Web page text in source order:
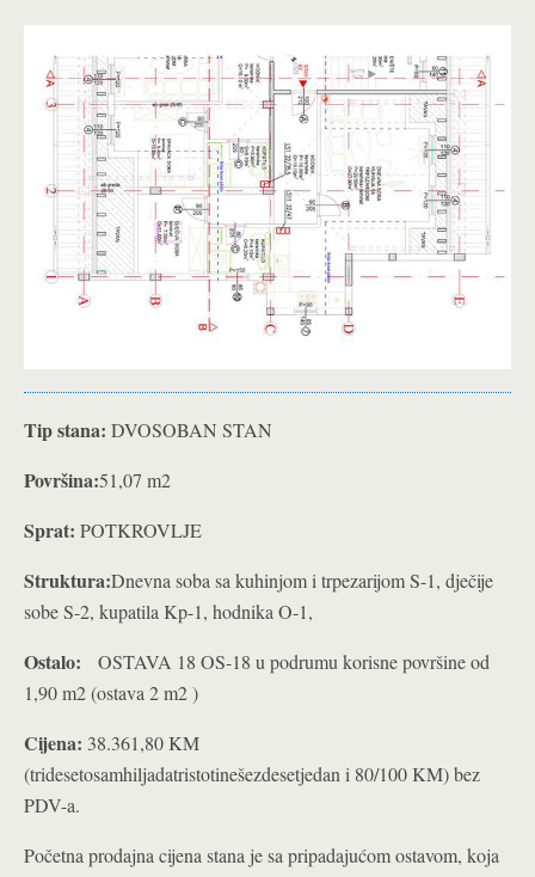
Tip stana: DVOSOBAN STAN
Površina:51,07 m2
Sprat: POTKROVLJE
Struktura:Dnevna soba sa kuhinjom i trpezarijom S-1, dječije
sobe S-2, kupatila Kp-1, hodnika O-1,
Ostalo: OSTAVA 18 OS-18 u podrumu korisne površine od
1,90 m2 (ostava 2 m2 )
Cijena: 38.361,80 KM
(tridesetosamhiljadatristotinešezdesetjedan i 80/100 KM) bez
PDV-a.
Početna prodajna cijena stana je sa pripadajućom ostavom, koja